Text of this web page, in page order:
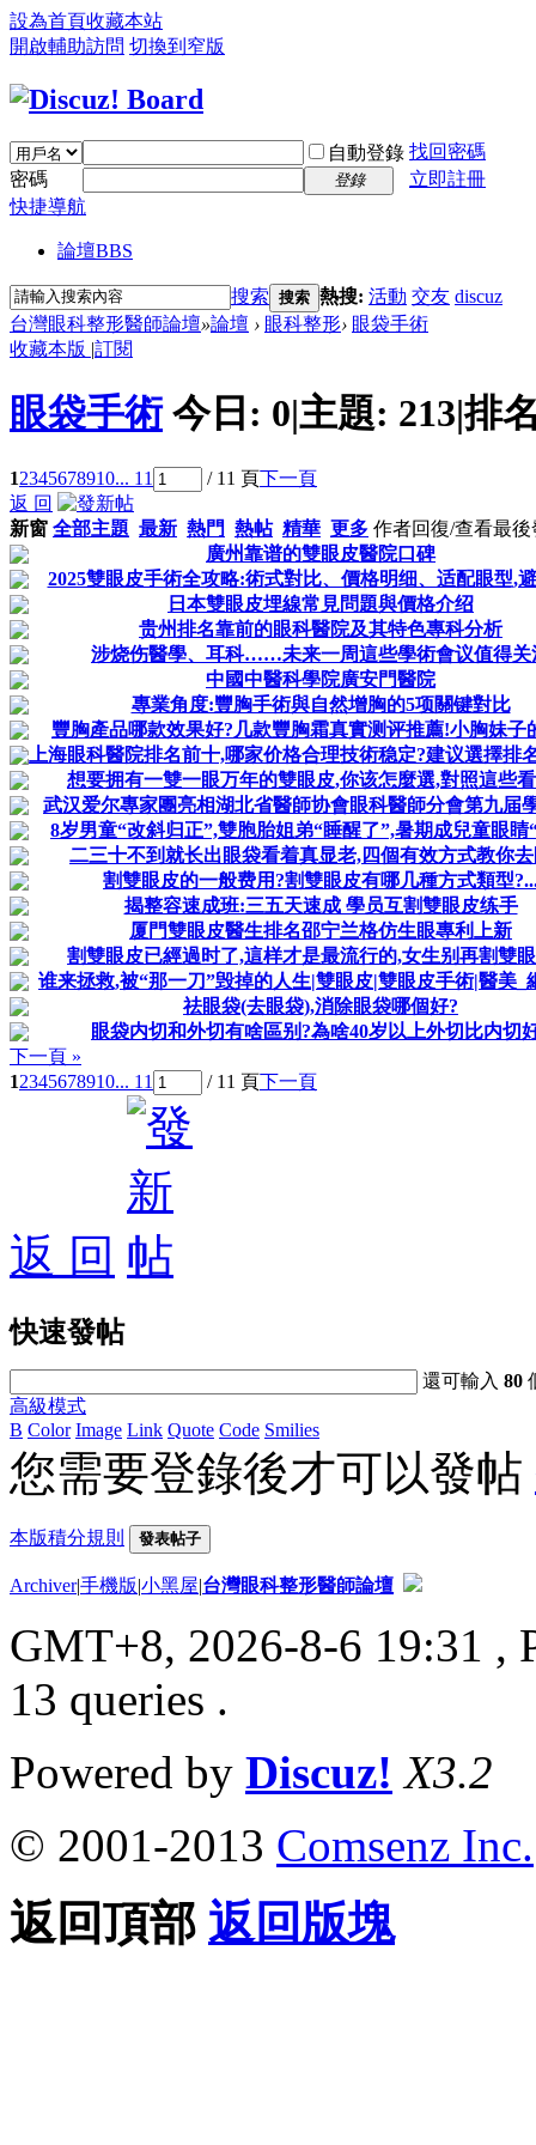
設為首頁收藏本站
開啟輔助訪問 切換到窄版
自動登錄 找回密碼
密碼
登錄
立即註冊
快捷導航
論壇BBS
搜索 搜索 熱搜: 活動 交友 discuz
台灣眼科整形醫師論壇»論壇 › 眼科整形› 眼袋手術
收藏本版 |訂閱
眼袋手術 今日: 0|主題: 213|排
12345678910... 11 / 11 頁下一頁
返 回
新窗 全部主題 最新 熱門 熱帖 精華 更多 作者回復/查看最後
廣州靠谱的雙眼皮醫院口碑
2025雙眼皮手術全攻略:術式對比、價格明细、适配眼型,
日本雙眼皮埋線常見問題與價格介绍
贵州排名靠前的眼科醫院及其特色專科分析
涉烧伤醫學、耳科……未来一周這些學術會议值得关
中國中醫科學院廣安門醫院
專業角度:豐胸手術與自然增胸的5项關键對比
豐胸產品哪款效果好?几款豐胸霜真實测评推薦!小胸妹子
上海眼科醫院排名前十,哪家价格合理技術稳定?建议選擇排
想要拥有一雙一眼万年的雙眼皮,你该怎麼選,對照這些
武汉爱尔專家團亮相湖北省醫師协會眼科醫師分會第九届
8岁男童“改斜归正”,雙胞胎姐弟“睡醒了”,暑期成兒童眼睛
二三十不到就长出眼袋看着真显老,四個有效方式教你
割雙眼皮的一般费用?割雙眼皮有哪几種方式類型
揭整容速成班:三五天速成 學员互割雙眼皮练手
厦門雙眼皮醫生排名邵宁兰格仿生眼專利上新
割雙眼皮已經過时了,這样才是最流行的,女生别再割雙
谁来拯救,被“那一刀”毁掉的人生|雙眼皮|雙眼皮手術|醫美_
祛眼袋(去眼袋),消除眼袋哪個好?
眼袋内切和外切有啥區别?為啥40岁以上外切比内切
下一頁 »
12345678910... 11 / 11 頁下一頁
返 回
快速發帖
還可輸入80
高級模式
B Color Image Link Quote Code Smilies
您需要登錄後才可以發帖
本版積分規則 發表帖子
Archiver|手機版|小黑屋|台灣眼科整形醫師論壇
GMT+8, 2026-8-6 19:31 ,
13 queries .
Powered by Discuz! X3.2
© 2001-2013 Comsenz Inc.
返回頂部 返回版塊